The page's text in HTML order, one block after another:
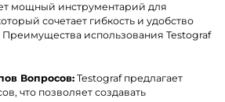
мощный инструментарий для
сочетает гибкость и удобство
Преимущества использования Testograf
Вопросов: Testograf предлагает
что позволяет создавать